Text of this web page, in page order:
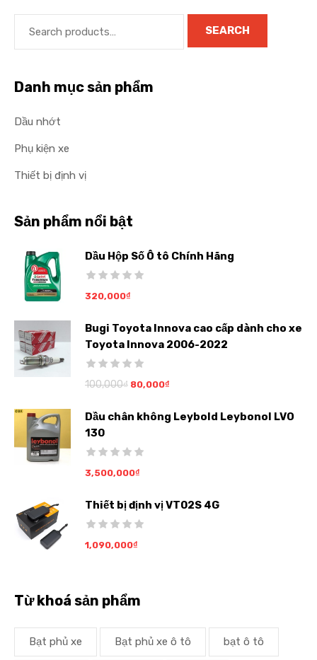
SEARCH
Danh mục sản phẩm
Dầu nhớt
Phụ kiện xe
Thiết bị định vị
Sản phẩm nổi bật
Dầu Hộp Số Ô tô Chính Hãng
320,000₫
Bugi Toyota Innova cao cấp dành cho xe
Toyota Innova 2006-2022
100,000₫ 80,000₫
Dầu chân không Leybold Leybonol LVO
130
3,500,000₫
Thiết bị định vị VT02S 4G
1,090,000₫
Từ khoá sản phẩm
Bạt phủ xe Bạt phủ xe ô tô bạt ô tô